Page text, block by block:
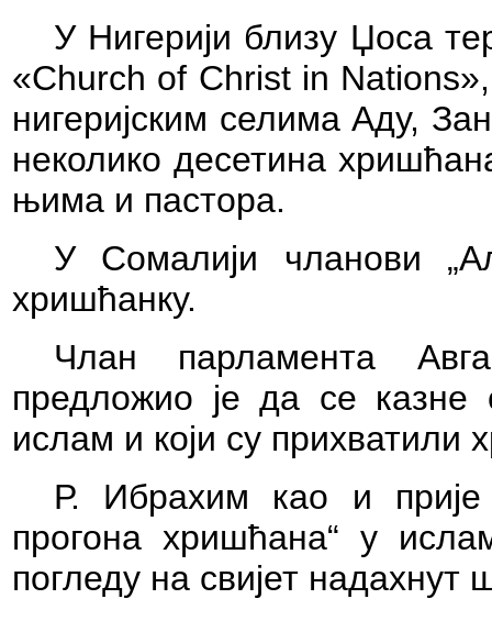
У Нигерији близу Џоса
«Church of Christ in
нигеријским селима Аду,
неколико десетина
њима и пастора.
У Сомалији чланови
хришћанку.
Члан парламента
предложио је да се казне
ислам и који су прихватили
Р. Ибрахим као и прије
прогона хришћана“ у
погледу на свијет надахнут